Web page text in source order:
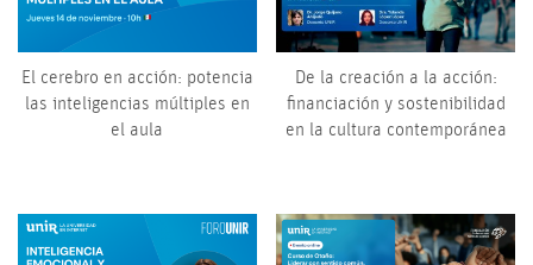
El cerebro en acción: potencia
las inteligencias múltiples en
el aula
De la creación a la acción:
financiación y sostenibilidad
en la cultura contemporánea